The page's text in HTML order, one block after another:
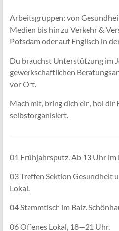
Arbeitsgruppen: von
Medien bis hin zu Verkehr &
Potsdam oder auf Englisch in
Du brauchst Unterstützung im
gewerkschaftlichen
vor Ort.
Mach mit, bring dich ein, hol dir
selbstorganisiert.
01 Frühjahrsputz. Ab 13 Uhr im
03 Treffen Sektion Gesundheit
Lokal.
04 Stammtisch im Baiz.
06 Offenes Lokal, 18—21 Uhr.